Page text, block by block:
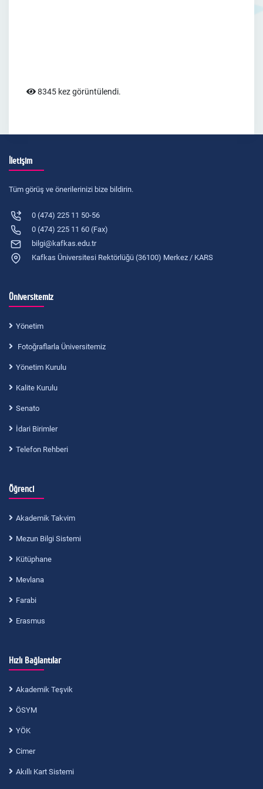
8345 kez görüntülendi.
İletişim
Tüm görüş ve önerilerinizi bize bildirin.
0 (474) 225 11 50-56
0 (474) 225 11 60 (Fax)
bilgi@kafkas.edu.tr
Kafkas Üniversitesi Rektörlüğü (36100) Merkez / KARS
Üniversitemiz
Yönetim
Fotoğraflarla Üniversitemiz
Yönetim Kurulu
Kalite Kurulu
Senato
İdari Birimler
Telefon Rehberi
Öğrenci
Akademik Takvim
Mezun Bilgi Sistemi
Kütüphane
Mevlana
Farabi
Erasmus
Hızlı Bağlantılar
Akademik Teşvik
ÖSYM
YÖK
Cimer
Akıllı Kart Sistemi